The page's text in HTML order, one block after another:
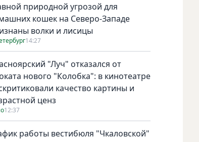
природной угрозой для
кошек на Северо-Западе
волки и лисицы
14:27
"Луч" отказался от
нового "Колобка": в кинотеатре
качество картины и
ценз
12:37
работы вестибюля "Чкаловской"